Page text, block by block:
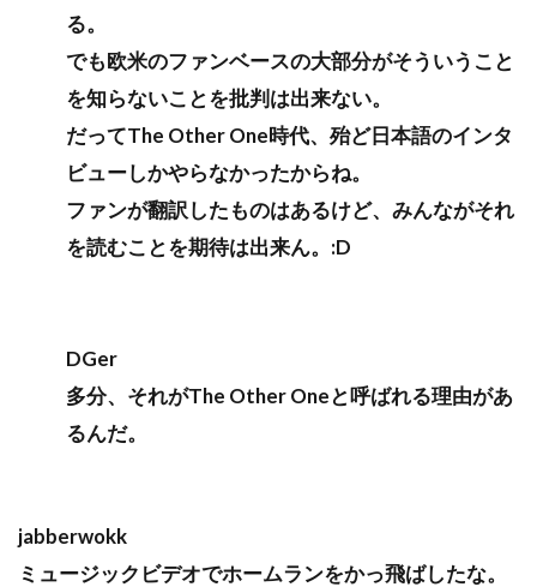
る。
でも欧米のファンベースの大部分がそういうこと
を知らないことを批判は出来ない。
だってThe Other One時代、殆ど日本語のインタ
ビューしかやらなかったからね。
ファンが翻訳したものはあるけど、みんながそれ
を読むことを期待は出来ん。:D
DGer
多分、それがThe Other Oneと呼ばれる理由があ
るんだ。
jabberwokk
ミュージックビデオでホームランをかっ飛ばしたな。